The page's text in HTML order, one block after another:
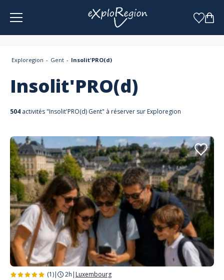
Panneau de gestion des cookies
Exploregion Gent Insolit'PRO(d)
Insolit'PRO(d)
504 activités "Insolit'PRO(d) Gent" à réserver sur Exploregion
(1)| 2h | Luxembourg